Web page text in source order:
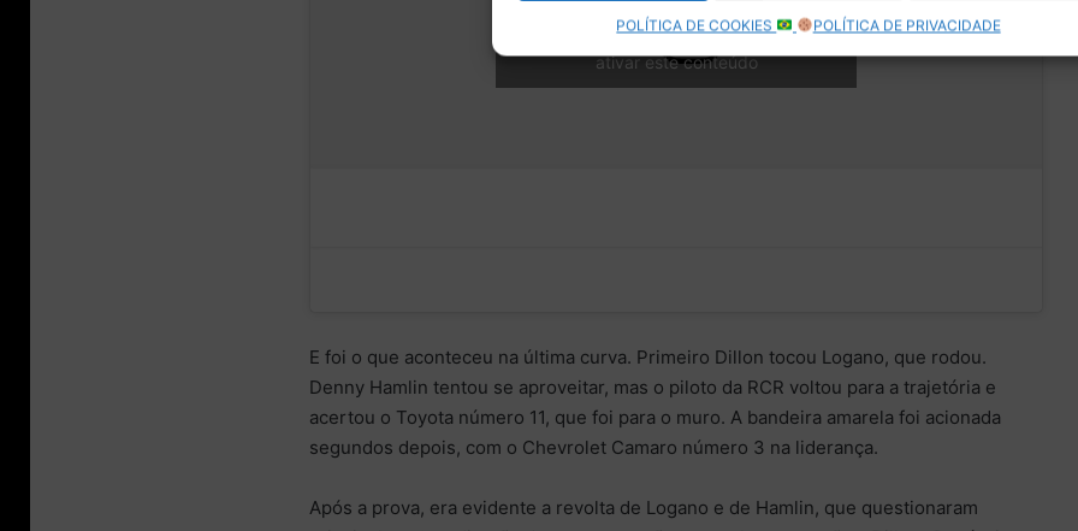
POLÍTICA DE COOKIES POLÍTICA DE PRIVACIDADE
Clique para aceitar os cookies marketing e
ativar este conteúdo
E foi o que aconteceu na última curva. Primeiro Dillon tocou Logano, que rodou.
Denny Hamlin tentou se aproveitar, mas o piloto da RCR voltou para a trajetória e
acertou o Toyota número 11, que foi para o muro. A bandeira amarela foi acionada
segundos depois, com o Chevrolet Camaro número 3 na liderança.
Após a prova, era evidente a revolta de Logano e de Hamlin, que questionaram